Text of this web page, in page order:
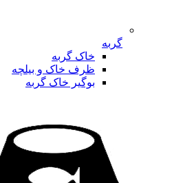
گربه
خاک گربه
ظرف خاک و بیلچه
بوگیر خاک گربه